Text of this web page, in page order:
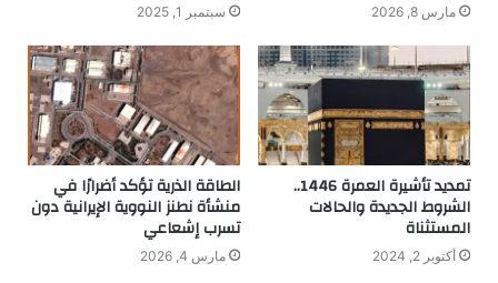
مارس 8, 2026 سبتمبر 1, 2025
تمديد تأشيرة العمرة 1446..
الشروط الجديدة والحالات
المستثناة
أكتوبر 2, 2024
الطاقة الذرية تؤكد أضرارًا في
منشأة نطنز النووية الإيرانية دون
تسرب إشعاعي
مارس 4, 2026